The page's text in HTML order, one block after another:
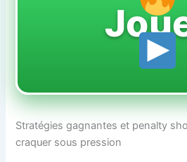
Stratégies gagnantes et penalty
craquer sous pression